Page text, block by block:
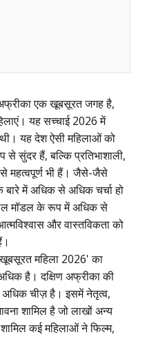
एक खूबसूरत जगह है,
यह सच्चाई 2026 में
यह देश ऐसी महिलाओं को
से सुंदर हैं, बल्कि प्रतिभाशाली,
महत्वपूर्ण भी हैं। जैसे-जैसे
में अधिक से अधिक चर्चा हो
मॉडल के रूप में अधिक से
और वास्तविकता को
महिला 2026' का
है। दक्षिण अफ्रीका की
अधिक चीज़ है। इसमें नेतृत्व,
शामिल है जो लाखों अन्य
कई महिलाओं ने फिल्म,